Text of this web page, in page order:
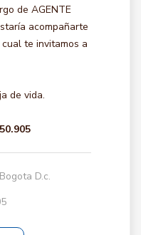
de AGENTE
acompañarte
te invitamos a
de vida.
D.c.